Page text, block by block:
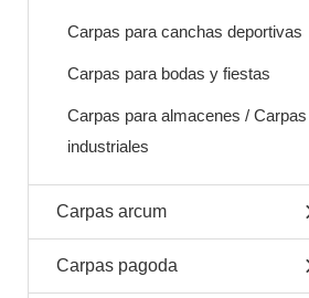
Carpas para canchas deportivas
Carpas para bodas y fiestas
Carpas para almacenes / Carpas
industriales
Carpas arcum
Carpas pagoda